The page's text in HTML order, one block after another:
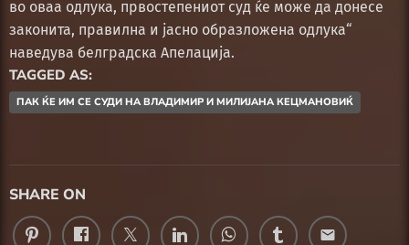
во оваа одлука, првостепениот суд ќе може да донесе
законита, правилна и јасно образложена одлука“
наведува белградска Апелација.
TAGGED AS:
ПАК ЌЕ ИМ СЕ СУДИ НА ВЛАДИМИР И МИЛИЈАНА КЕЦМАНОВИЌ
SHARE ON
email